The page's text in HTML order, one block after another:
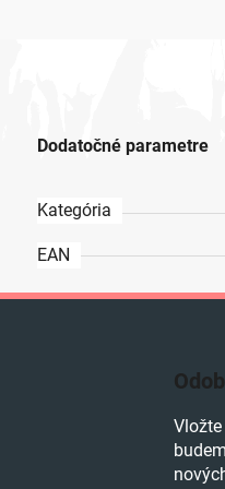
Dodatočné parametre
Kategória
EAN